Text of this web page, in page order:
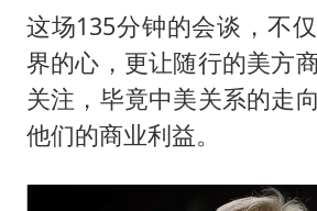
这场135分钟的会谈，不
界的心，更让随行的美方
关注，毕竟中美关系的走
他们的商业利益。